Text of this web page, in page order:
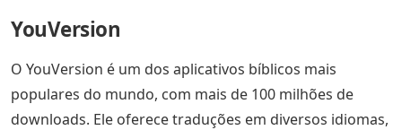
YouVersion
O YouVersion é um dos aplicativos bíblicos mais
populares do mundo, com mais de 100 milhões de
downloads. Ele oferece traduções em diversos idiomas,